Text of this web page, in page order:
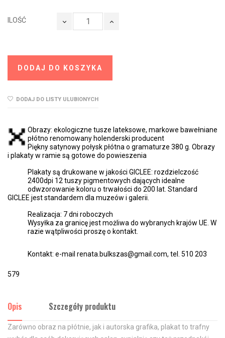
ILOŚĆ
DODAJ DO KOSZYKA
DODAJ DO LISTY ULUBIONYCH
Obrazy: ekologiczne tusze lateksowe, markowe bawełniane
płótno renomowany holenderski producent
Piękny satynowy połysk płótna o gramaturze 380 g. Obrazy
i plakaty w ramie są gotowe do powieszenia
Plakaty są drukowane w jakości GICLEE: rozdzielczość
2400dpi 12 tuszy pigmentowych dających idealne
odwzorowanie koloru o trwałości do 200 lat. Standard
GICLEE jest standardem dla muzeów i galerii.
Realizacja: 7 dni roboczych
Wysyłka za granicę jest możliwa do wybranych krajów UE. W
razie wątpliwości proszę o kontakt.
Kontakt: e-mail renata.bulkszas@gmail.com, tel. 510 203
579
Opis Szczegóły produktu
Zarówno obraz na płótnie, jak i autorska grafika, plakat to trafny